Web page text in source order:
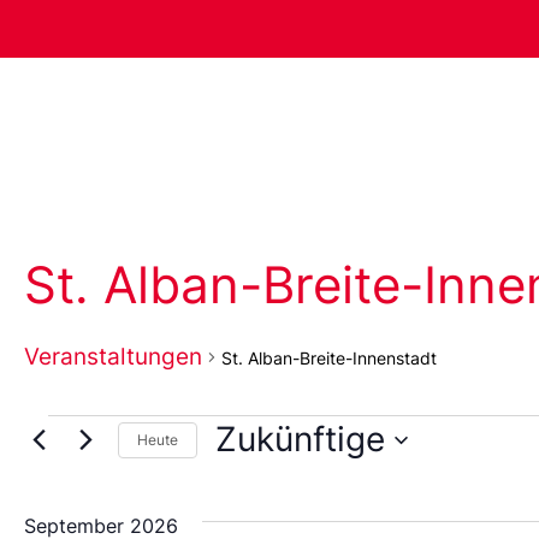
St. Alban-Breite-
Veranstaltungen St. Alban-Breite-Innenstadt
Heute Zukünftige
das
September 2026